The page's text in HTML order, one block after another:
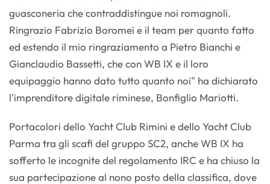
guasconeria che contraddistingue noi romagnoli.
Ringrazio Fabrizio Boromei e il team per quanto fatto
ed estendo il mio ringraziamento a Pietro Bianchi e
Gianclaudio Bassetti, che con WB IX e il loro
equipaggio hanno dato tutto quanto noi" ha dichiarato
l'imprenditore digitale riminese, Bonfiglio Mariotti.
Portacolori dello Yacht Club Rimini e dello Yacht Club
Parma tra gli scafi del gruppo SC2, anche WB IX ha
sofferto le incognite del regolamento IRC e ha chiuso la
sua partecipazione al nono posto della classifica, dove